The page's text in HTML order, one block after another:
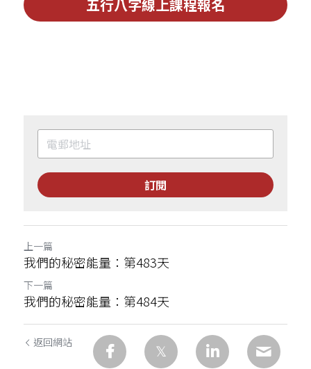
五行八字線上課程報名
訂閱
上一篇
我們的秘密能量：第483天
下一篇
我們的秘密能量：第484天
返回網站